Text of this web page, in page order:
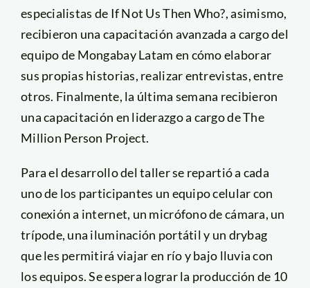
especialistas de If Not Us Then Who?, asimismo,
recibieron una capacitación avanzada a cargo del
equipo de Mongabay Latam en cómo elaborar
sus propias historias, realizar entrevistas, entre
otros. Finalmente, la última semana recibieron
una capacitación en liderazgo a cargo de The
Million Person Project.
Para el desarrollo del taller se repartió a cada
uno de los participantes un equipo celular con
conexión a internet, un micrófono de cámara, un
trípode, una iluminación portátil y un drybag
que les permitirá viajar en río y bajo lluvia con
los equipos. Se espera lograr la producción de 10